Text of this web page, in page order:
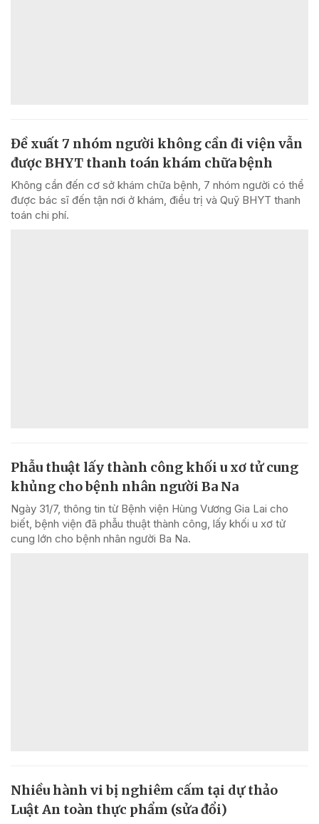
Đề xuất 7 nhóm người không cần đi viện vẫn
được BHYT thanh toán khám chữa bệnh
Không cần đến cơ sở khám chữa bệnh, 7 nhóm người có thể
được bác sĩ đến tận nơi ở khám, điều trị và Quỹ BHYT thanh
toán chi phí.
Phẫu thuật lấy thành công khối u xơ tử cung
khủng cho bệnh nhân người Ba Na
Ngày 31/7, thông tin từ Bệnh viện Hùng Vương Gia Lai cho
biết, bệnh viện đã phẫu thuật thành công, lấy khối u xơ tử
cung lớn cho bệnh nhân người Ba Na.
Nhiều hành vi bị nghiêm cấm tại dự thảo
Luật An toàn thực phẩm (sửa đổi)